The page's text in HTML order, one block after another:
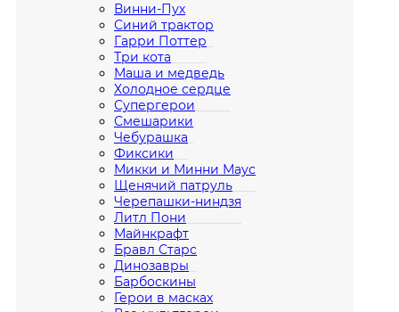
Винни-Пух
Синий трактор
Гарри Поттер
Три кота
Маша и медведь
Холодное сердце
Супергерои
Смешарики
Чебурашка
Фиксики
Микки и Минни Маус
Щенячий патруль
Черепашки-ниндзя
Литл Пони
Майнкрафт
Бравл Старс
Динозавры
Барбоскины
Герои в масках